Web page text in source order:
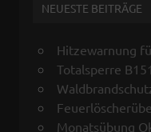
NEUESTE BEITRÄGE
Hitzewarnung
Totalsperre B151
Monatsübung